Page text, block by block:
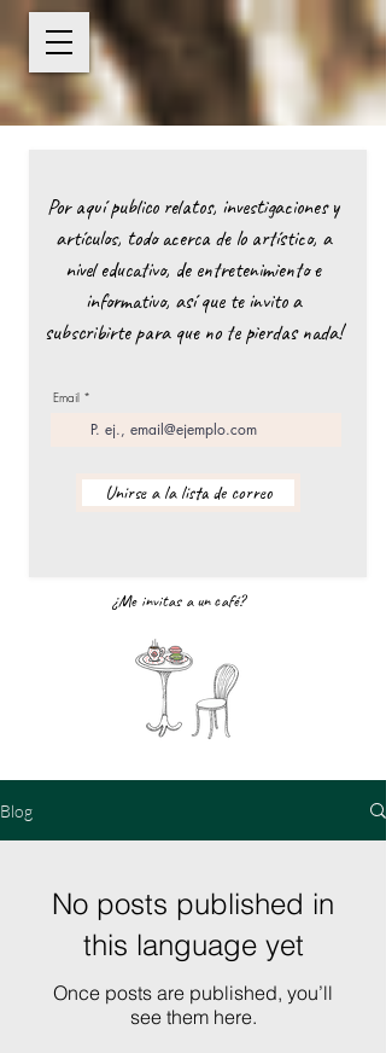
Por aquí publico relatos, investigaciones y
artículos, todo acerca de lo artístico, a
nivel educativo, de entretenimiento e
informativo, así que te invito a
subscribirte para que no te pierdas nada!
Email
Unirse a la lista de correo
¿Me invitas a un café?
Blog
No posts published in
this language yet
Once posts are published, you’ll
see them here.